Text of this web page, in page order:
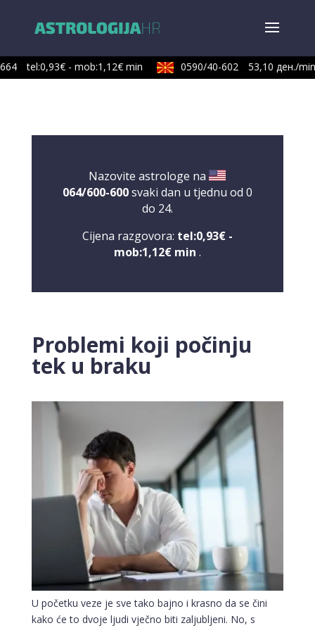
tel:0,93€ - mob:1,12€ min 0590/40-602 53,10 ден./min
Nazovite astrologe na
064/600-600svaki dan u tjednu od 0
do 24.
Cijena razgovora: tel:0,93€ -
mob:1,12€ min .
Problemi koji počinju
tek u braku
U početku veze je sve tako bajno i krasno da se čini
kako će to dvoje ljudi vječno biti zaljubljeni. No, s